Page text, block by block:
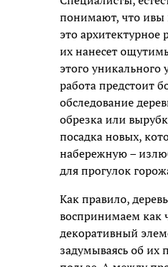
понимают, что ивы
это архитектурное
их нанесет
этого уникального
работа предстоит
обследование
обрезка или
посадка новых,
набережную –
для прогулок
Как правило,
воспринимаем как
декоративный
задумываясь об их